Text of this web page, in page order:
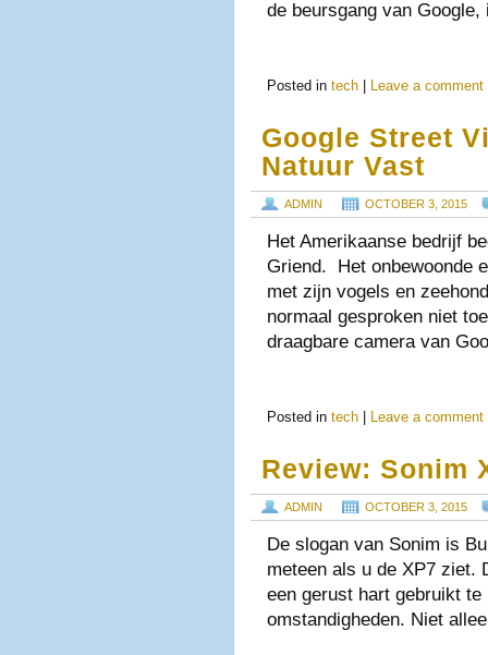
de beursgang van
Posted in tech Leave a comment
Google Street
Natuur Vast
ADMIN OCTOBER 3, 2015
Het Amerikaanse bedrijf
Griend. Het onbewoonde
met zijn vogels en
normaal gesproken niet
draagbare camera van
Posted in tech Leave a comment
Review: Sonim
ADMIN OCTOBER 3, 2015
De slogan van Sonim is
meteen als u de XP7 ziet.
een gerust hart gebruikt
omstandigheden. Niet